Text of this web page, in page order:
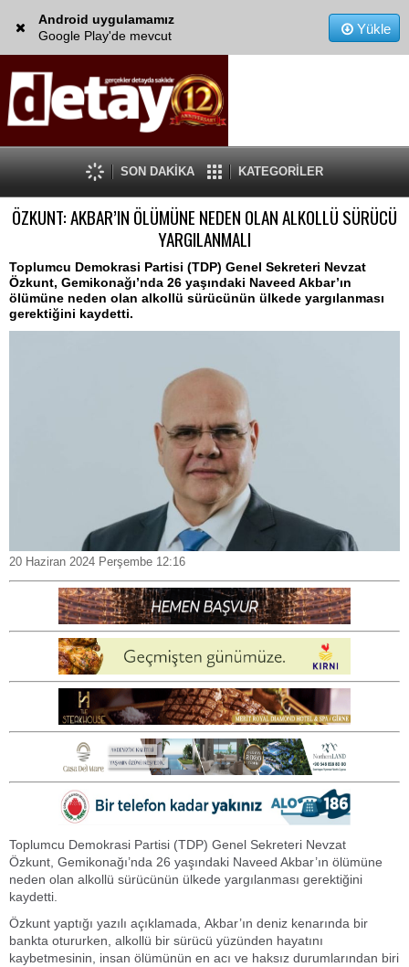
Android uygulamamız
Google Play'de mevcut
Yükle
SON DAKİKA KATEGORİLER
ÖZKUNT: AKBAR’IN ÖLÜMÜNE NEDEN OLAN ALKOLLÜ SÜRÜCÜ
YARGILANMALI
Toplumcu Demokrasi Partisi (TDP) Genel Sekreteri Nevzat
Özkunt, Gemikonağı’nda 26 yaşındaki Naveed Akbar’ın
ölümüne neden olan alkollü sürücünün ülkede yargılanması
gerektiğini kaydetti.
20 Haziran 2024 Perşembe 12:16
Toplumcu Demokrasi Partisi (TDP) Genel Sekreteri Nevzat
Özkunt, Gemikonağı’nda 26 yaşındaki Naveed Akbar’ın ölümüne
neden olan alkollü sürücünün ülkede yargılanması gerektiğini
kaydetti.
Özkunt yaptığı yazılı açıklamada, Akbar’ın deniz kenarında bir
bankta otururken, alkollü bir sürücü yüzünden hayatını
kaybetmesinin, insan ölümünün en acı ve haksız durumlarından biri